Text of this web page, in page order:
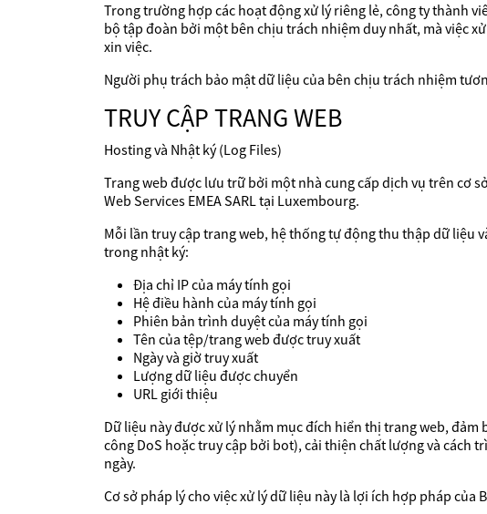
Trong trường hợp các hoạt động xử lý riêng lẻ, công ty thành
bộ tập đoàn bởi một bên chịu trách nhiệm duy nhất, mà việc
xin việc.
Người phụ trách bảo mật dữ liệu của bên chịu trách nhiệm
TRUY CẬP TRANG WEB
Hosting và Nhật ký (Log Files)
Trang web được lưu trữ bởi một nhà cung cấp dịch vụ trên cơ
Web Services EMEA SARL tại Luxembourg.
Mỗi lần truy cập trang web, hệ thống tự động thu thập dữ liệu
trong nhật ký:
Địa chỉ IP của máy tính gọi
Hệ điều hành của máy tính gọi
Phiên bản trình duyệt của máy tính gọi
Tên của tệp/trang web được truy xuất
Ngày và giờ truy xuất
Lượng dữ liệu được chuyển
URL giới thiệu
Dữ liệu này được xử lý nhằm mục đích hiển thị trang web,
công DoS hoặc truy cập bởi bot), cải thiện chất lượng và cách
ngày.
Cơ sở pháp lý cho việc xử lý dữ liệu này là lợi ích hợp pháp